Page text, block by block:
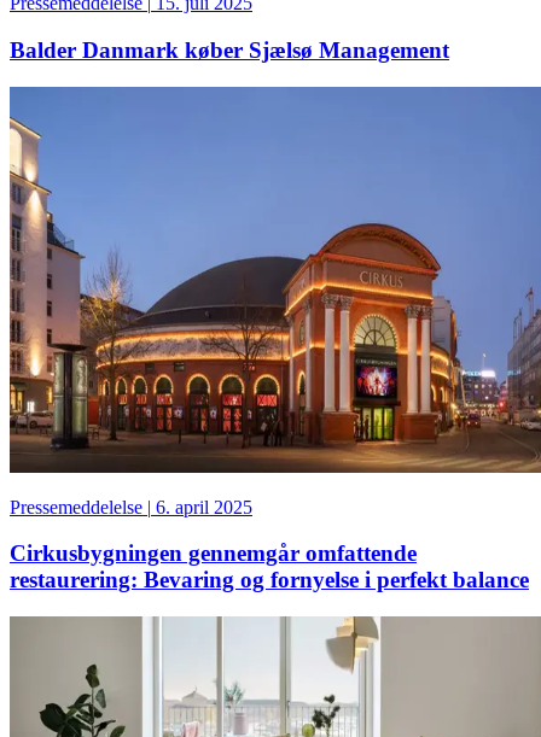
Balder Danmark køber Sjælsø Management
Pressemeddelelse | 6. april 2025
Cirkusbygningen gennemgår omfattende
restaurering: Bevaring og fornyelse i perfekt balance